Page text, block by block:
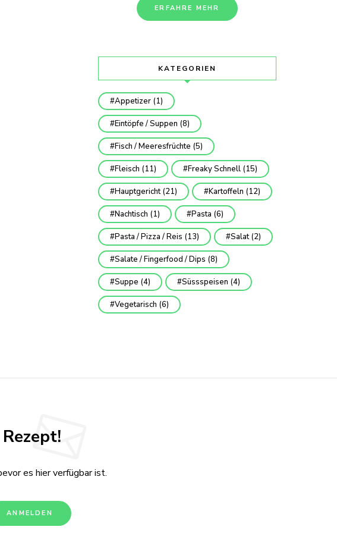
ERFAHRE MEHR
KATEGORIEN
Appetizer (1)
Eintöpfe / Suppen (8)
Fisch / Meeresfrüchte (5)
Fleisch (11) Freaky Schnell (15)
Hauptgericht(21) Kartoffeln (12)
Nachtisch (1) Pasta (6)
Pasta / Pizza / Reis (13) Salat(2)
Salate / Fingerfood / Dips (8)
Suppe (4) Süssspeisen (4)
Vegetarisch (6)
es hier verfügbar ist.